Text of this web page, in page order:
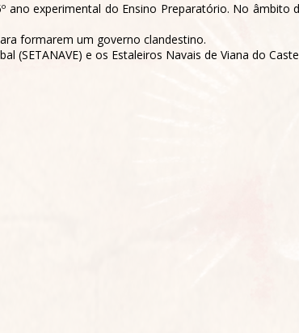
ano experimental do Ensino Preparatório. No âmbito
formarem um governo clandestino.
(SETANAVE) e os Estaleiros Navais de Viana do